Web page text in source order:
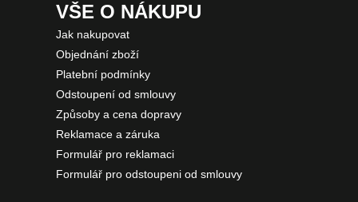
VŠE O NÁKUPU
Jak nakupovat
Objednání zboží
Platební podmínky
Odstoupení od smlouvy
Způsoby a cena dopravy
Reklamace a záruka
Formulář pro reklamaci
Formulář pro odstoupeni od smlouvy